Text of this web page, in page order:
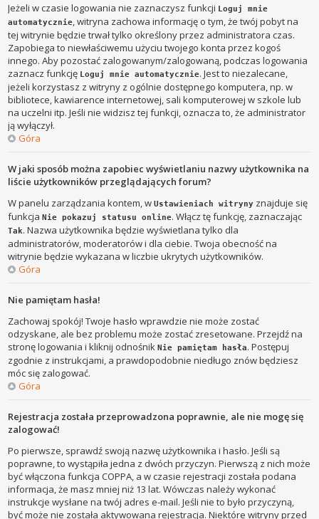
Jeżeli w czasie logowania nie zaznaczysz funkcji Loguj mnie
automatycznie, witryna zachowa informację o tym, że twój pobyt na
tej witrynie będzie trwał tylko określony przez administratora czas.
Zapobiega to niewłaściwemu użyciu twojego konta przez kogoś
innego. Aby pozostać zalogowanym/zalogowaną, podczas logowania
zaznacz funkcję Loguj mnie automatycznie. Jest to niezalecane,
jeżeli korzystasz z witryny z ogólnie dostępnego komputera, np. w
bibliotece, kawiarence internetowej, sali komputerowej w szkole lub
na uczelni itp. Jeśli nie widzisz tej funkcji, oznacza to, że administrator
ją wyłączył.
Góra
W jaki sposób można zapobiec wyświetlaniu nazwy użytkownika na
liście użytkowników przeglądających forum?
W panelu zarządzania kontem, wUstawieniach witryny znajduje się
funkcjaNie pokazuj statusu online. Włącz tę funkcję, zaznaczając
Tak. Nazwa użytkownika będzie wyświetlana tylko dla
administratorów, moderatorów i dla ciebie. Twoja obecność na
witrynie będzie wykazana w liczbie ukrytych użytkowników.
Góra
Nie pamiętam hasła!
Zachowaj spokój! Twoje hasło wprawdzie nie może zostać
odzyskane, ale bez problemu może zostać zresetowane. Przejdź na
stronę logowania i kliknij odnośnikNie pamiętam hasła. Postępuj
zgodnie z instrukcjami, a prawdopodobnie niedługo znów będziesz
móc się zalogować.
Góra
Rejestracja została przeprowadzona poprawnie, ale nie mogę się
zalogować!
Po pierwsze, sprawdź swoją nazwę użytkownika i hasło. Jeśli są
poprawne, to wystąpiła jedna z dwóch przyczyn. Pierwszą z nich może
być włączona funkcja COPPA, a w czasie rejestracji została podana
informacja, że masz mniej niż 13 lat. Wówczas należy wykonać
instrukcje wysłane na twój adres e-mail. Jeśli nie to było przyczyną,
być może nie została aktywowana rejestracja. Niektóre witryny przed